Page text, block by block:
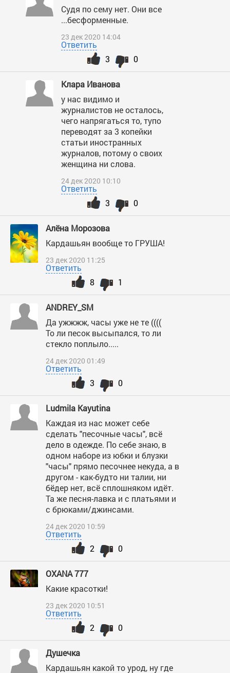
Судя по сему нет. Они все
...бесформенные.
23 дек 2020 14:04
Ответить
0
3
Клара Иванова
у нас видимо и
журналистов не осталось,
чего напрягаться то, тупо
переводят за 3 копейки
статьи иностранных
журналов, потому о своих
женщина ни слова.
24 дек 2020 10:10
Ответить
0
3
Алёна Морозова
Кардашьян вообще то ГРУША!
23 дек 2020 11:25
Ответить
1
8
ANDREY_SM
Да ужжжж, часы уже не те ((((
То ли песок высыпался, то ли
стекло поплыло.....
24 дек 2020 01:49
Ответить
0
3
Ludmila Kayutina
Каждая из нас может себе
сделать "песочные часы", всё
дело в одежде. По себе знаю, в
одном наборе из юбки и блузки
"часы" прямо песочнее некуда, а в
другом - как-будто ни талии, ни
бёдер нет, всё сплошняком идёт.
Та же песня-лавка и с платьями и
с брюками/джинсами.
24 дек 2020 10:59
Ответить
0
2
OXANA 777
Какие красотки!
23 дек 2020 10:51
Ответить
0
2
Душечка
Кардашьян какой то урод, ну где